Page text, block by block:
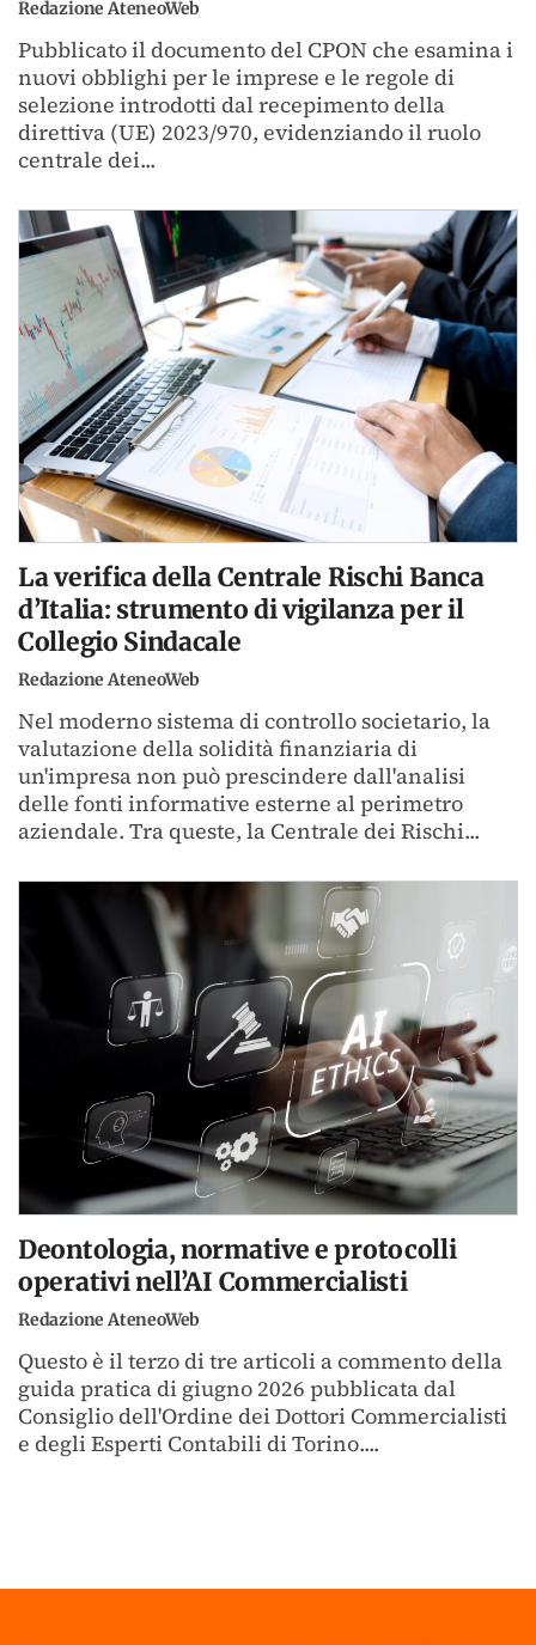
Redazione AteneoWeb
Pubblicato il documento del CPON che esamina i
nuovi obblighi per le imprese e le regole di
selezione introdotti dal recepimento della
direttiva (UE) 2023/970, evidenziando il ruolo
centrale dei...
La verifica della Centrale Rischi Banca
d’Italia: strumento di vigilanza per il
Collegio Sindacale
Redazione AteneoWeb
Nel moderno sistema di controllo societario, la
valutazione della solidità finanziaria di
un'impresa non può prescindere dall'analisi
delle fonti informative esterne al perimetro
aziendale. Tra queste, la Centrale dei Rischi...
Deontologia, normative e protocolli
operativi nell’AI Commercialisti
Redazione AteneoWeb
Questo è il terzo di tre articoli a commento della
guida pratica di giugno 2026 pubblicata dal
Consiglio dell'Ordine dei Dottori Commercialisti
e degli Esperti Contabili di Torino....